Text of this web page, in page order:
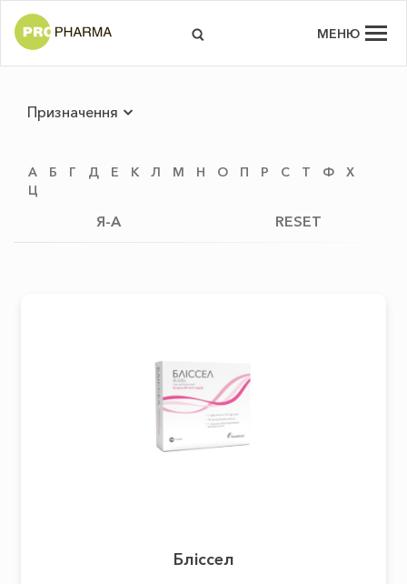
МЕНЮ
Призначення
А Б Г Д Е К Л М Н О П Р С Т Ф
Х
Ц
Я-А RESET
Бліссел